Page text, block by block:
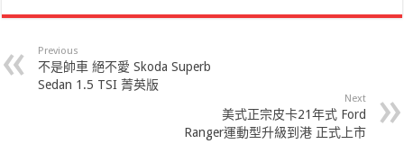
Previous
不是帥車 絕不愛 Skoda Superb
Sedan 1.5 TSI 菁英版
Next
美式正宗皮卡21年式 Ford
Ranger運動型升級到港 正式上市